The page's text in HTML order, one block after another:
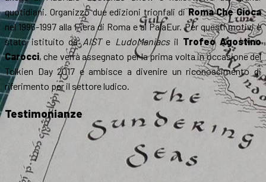
quotidiani. Organizzò due edizioni trionfali diRoma Che Gioca
nel 1996-1997 alla Fiera di Roma e al PalaEur. Per questi motivi è
stato istituito daAISTe LudoManiacsil Trofeo Agostino
Carocci, che verrà assegnato per la prima volta in occasione del
Tolkien Day 2017 e ambisce a divenire un riconoscimento di
riferimento per il settore ludico.
Testimonianze